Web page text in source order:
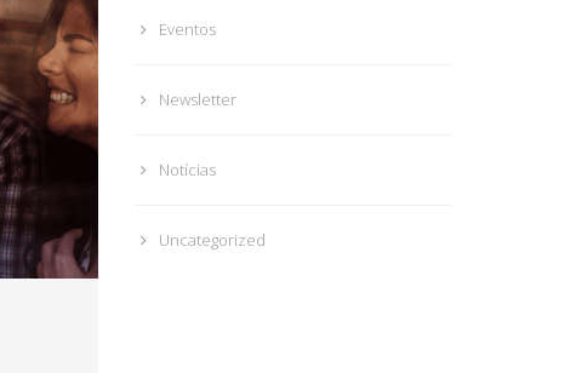
Eventos
Newsletter
Notícias
Uncategorized